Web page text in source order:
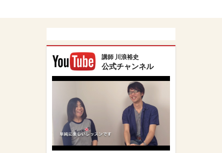
講師 川浪裕史
公式チャンネル